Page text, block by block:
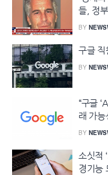
들, 정
BY
구글 직
BY
“구글
래 가능
BY
소싯적
경기능